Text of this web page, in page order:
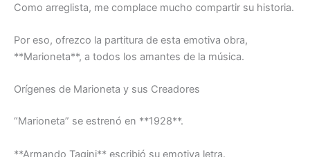
Como arreglista, me complace mucho compartir su historia.
Por eso, ofrezco la partitura de esta emotiva obra,
**Marioneta**, a todos los amantes de la música.
Orígenes de Marioneta y sus Creadores
“Marioneta” se estrenó en **1928**.
**Armando Tagini** escribió su emotiva letra.